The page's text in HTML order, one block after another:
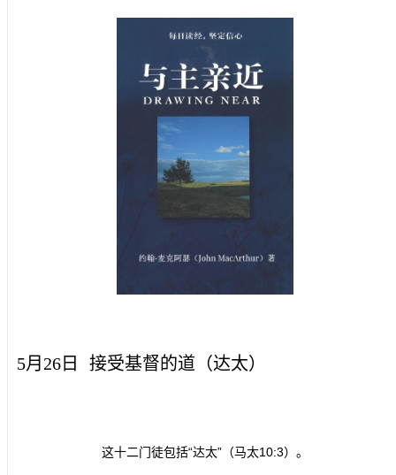
5月26日 接受基督的道（达太）
这十二门徒包括“达太”（马太10:3）。